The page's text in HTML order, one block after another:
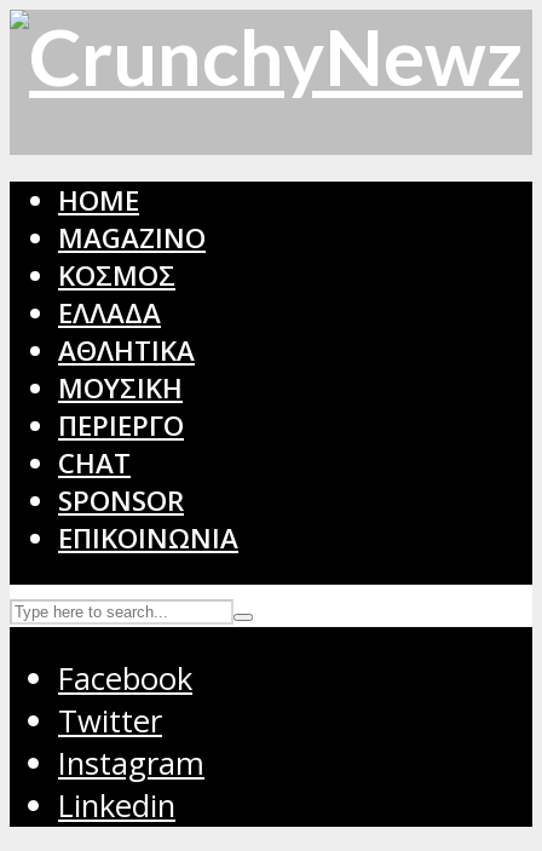
HOME
MAGAZINO
ΚΟΣΜΟΣ
ΕΛΛΑΔΑ
ΑΘΛΗΤΙΚΑ
ΜΟΥΣΙΚΗ
ΠΕΡΙΕΡΓΟ
CHAT
SPONSOR
ΕΠΙΚΟΙΝΩΝΙΑ
Facebook
Twitter
Instagram
Linkedin